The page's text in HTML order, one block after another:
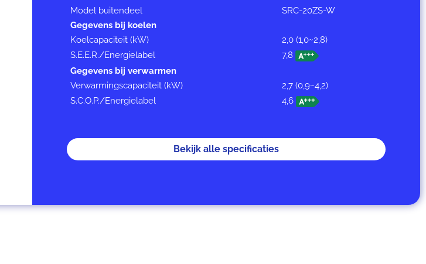
Model buitendeel
SRC-20ZS-W
Gegevens bij koelen
Koelcapaciteit (kW)
2,0 (1,0~2,8)
S.E.E.R./Energielabel
7,8
Gegevens bij verwarmen
Verwarmingscapaciteit (kW)
2,7 (0,9~4,2)
S.C.O.P./Energielabel
4,6
Bekijk alle specificaties